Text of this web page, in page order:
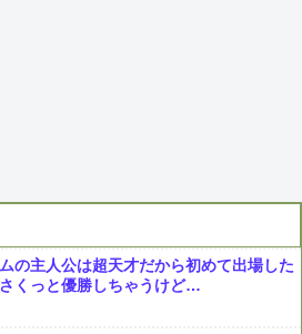
の主人公は超天才だから初めて出場した
くっと優勝しちゃうけど…